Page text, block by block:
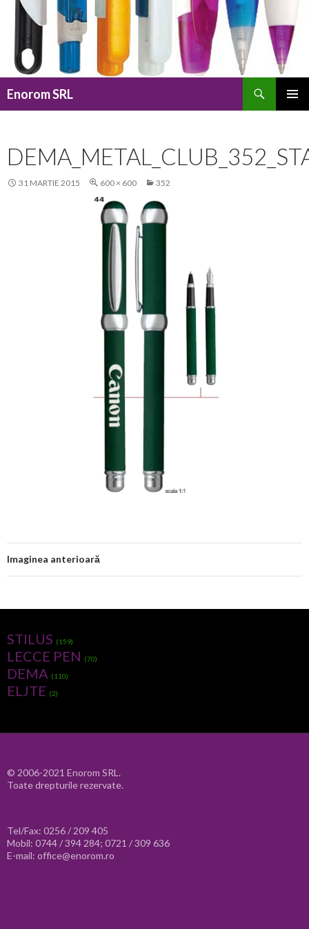
Enorom SRL
31 MARTIE 2015 600 × 600 352
Imaginea anterioară
STILUS (159)
LECCE PEN (70)
DEMA (110)
ELJTE (2)
© 2006-2021 Enorom SRL.
Toate drepturile rezervate.
Tel/Fax: 0256 / 209 405
Mobil: 0744 / 394 284; 0721 / 309 636
E-mail: office@enorom.ro